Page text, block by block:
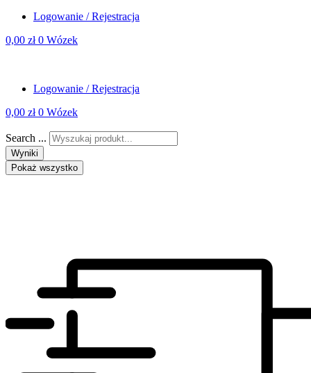
Logowanie / Rejestracja
0,00 zł 0 Wózek
Logowanie / Rejestracja
0,00 zł 0 Wózek
Search ...
Wyniki
Pokaż wszystko